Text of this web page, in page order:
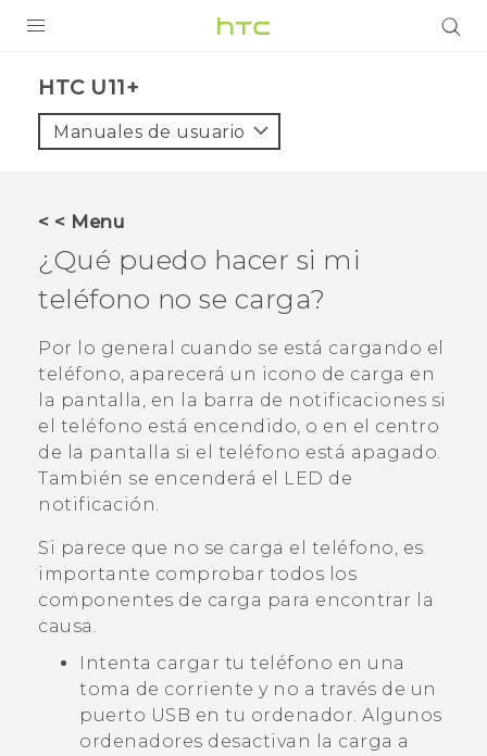
VIVE
VIVERSE
AYUDA
Dispositivos y accesorios HTC
Iniciar sesión
HTC U11+‎
Manuales de usuario
< < Menu
¿Qué puedo hacer si mi
teléfono no se carga?
Por lo general cuando se está cargando el
teléfono, aparecerá un icono de carga en
la pantalla, en la barra de notificaciones si
el teléfono está encendido, o en el centro
de la pantalla si el teléfono está apagado.
También se encenderá el LED de
notificación.
Si parece que no se carga el teléfono, es
importante comprobar todos los
componentes de carga para encontrar la
causa.
Intenta cargar tu teléfono en una
toma de corriente y no a través de un
puerto USB en tu ordenador. Algunos
ordenadores desactivan la carga a